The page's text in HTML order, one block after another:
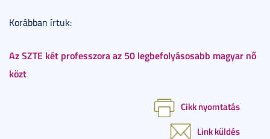
Korábban írtuk:
Az SZTE két professzora az 50 legbefolyásosabb magyar nő
közt
Cikk nyomtatás
Link küldés